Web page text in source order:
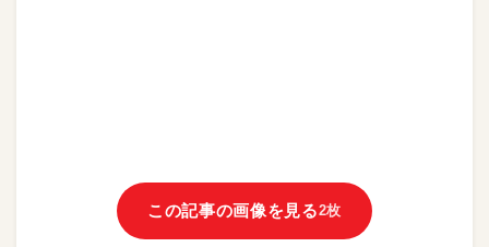
この記事の画像を見る2枚